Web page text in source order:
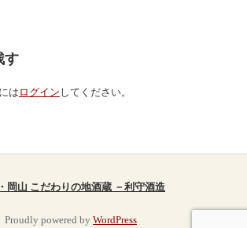
す
は ログイン してください。
岡山 こだわりの地酒蔵 －利守酒造
Proudly powered by WordPress